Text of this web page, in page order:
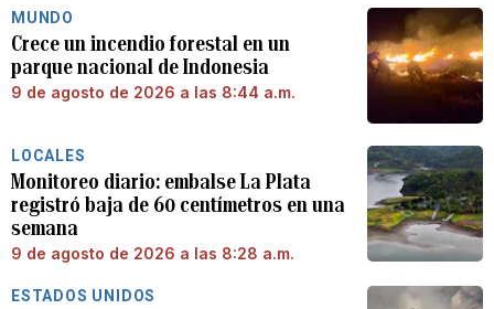
MUNDO
Crece un incendio forestal en un
parque nacional de Indonesia
9 de agosto de 2026 a las 8:44 a.m.
LOCALES
Monitoreo diario: embalse La Plata
registró baja de 60 centímetros en una
semana
9 de agosto de 2026 a las 8:28 a.m.
ESTADOS UNIDOS